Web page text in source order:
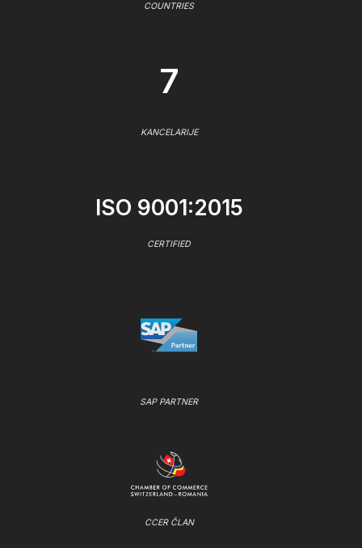
COUNTRIES
7
KANCELARIJE
ISO 9001:2015
CERTIFIED
SAP PARTNER
CCER ČLAN